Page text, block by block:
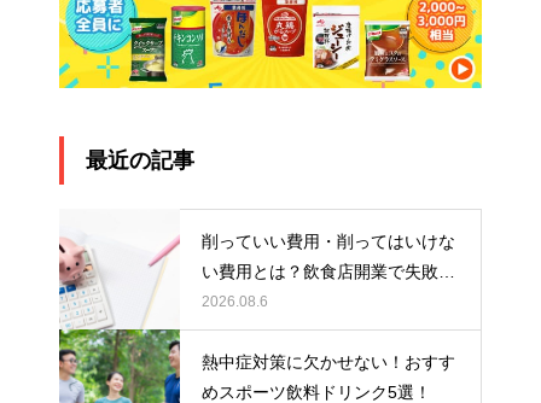
最近の記事
削っていい費用・削ってはいけな
い費用とは？飲食店開業で失敗し
ないお金の使い方
2026.08.6
熱中症対策に欠かせない！おすす
めスポーツ飲料ドリンク5選！